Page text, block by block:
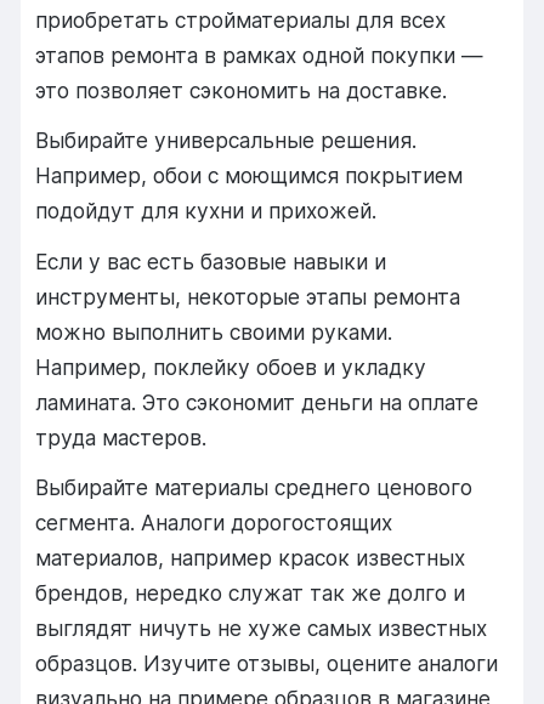
приобретать стройматериалы для всех
этапов ремонта в рамках одной покупки —
это позволяет сэкономить на доставке.
Выбирайте универсальные решения.
Например, обои с моющимся покрытием
подойдут для кухни и прихожей.
Если у вас есть базовые навыки и
инструменты, некоторые этапы ремонта
можно выполнить своими руками.
Например, поклейку обоев и укладку
ламината. Это сэкономит деньги на оплате
труда мастеров.
Выбирайте материалы среднего ценового
сегмента. Аналоги дорогостоящих
материалов, например красок известных
брендов, нередко служат так же долго и
выглядят ничуть не хуже самых известных
образцов. Изучите отзывы, оцените аналоги
визуально на примере образцов в магазине